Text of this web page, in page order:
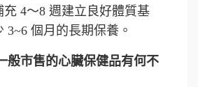
4～8 週建立良好體質基
3~6 個月的長期保養。
般市售的心臟保健品有何不